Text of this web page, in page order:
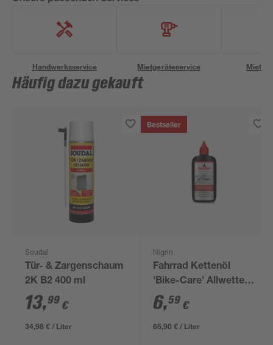
Handwerksservice Mietgeräteservice
Häufig dazu gekauft
Soudal
Tür- & Zargenschaum
2K B2 400 ml
13,99 €
34,98 € / Liter
Bestseller
Nigrin
Fahrrad Kettenöl
'Bike-Care' Allwetter
100 ml
6,59 €
65,90 € / Liter